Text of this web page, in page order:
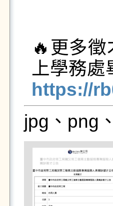
🔥更多
https://
jpg、png